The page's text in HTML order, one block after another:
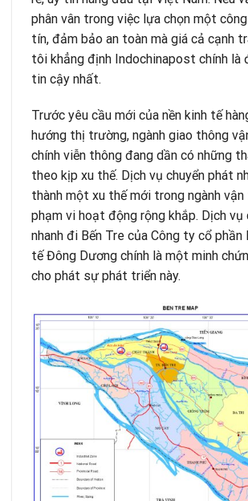
phân vân trong việc lựa chọn một
tín, đảm bảo an toàn mà giá cả cạnh
tôi khẳng định Indochinapost chính là
tin cậy nhất.
Trước yêu cầu mới của nền kinh tế
hướng thị trường, ngành giao thông
chính viễn thông đang dần có những
theo kịp xu thế. Dịch vụ chuyển phát
thành một xu thế mới trong ngành
phạm vi hoạt động rộng khắp. Dịch vụ
nhanh đi Bến Tre của Công ty cổ phần
tế Đông Dương chính là một minh
cho phát sự phát triển này.